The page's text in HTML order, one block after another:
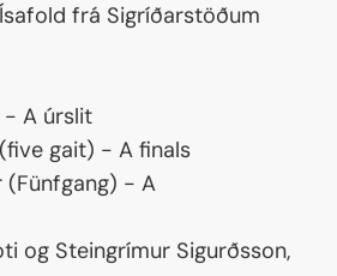
frá Sigríðarstöðum
A úrslit
gait) - A finals
(Fünfgang) - A
og Steingrímur Sigurðsson,